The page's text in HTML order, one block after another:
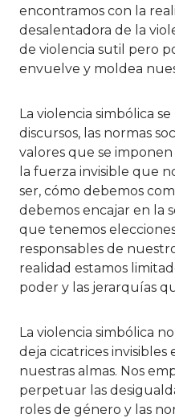
encontramos con la
desalentadora de la
de violencia sutil pero
envuelve y moldea
La violencia simbólica
discursos, las normas
valores que se imponen
la fuerza invisible que
ser, cómo debemos
debemos encajar en la
que tenemos
responsables de
realidad estamos
poder y las jerarquías
La violencia simbólica
deja cicatrices
nuestras almas. Nos
perpetuar las
roles de género y las